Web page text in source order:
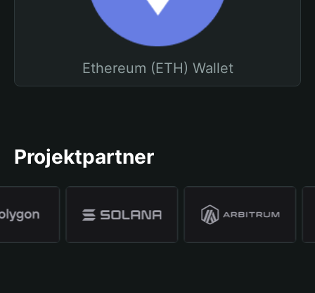
Ethereum (ETH) Wallet
Projektpartner